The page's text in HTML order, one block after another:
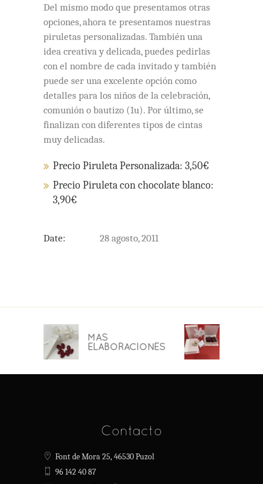
Del mismo modo que presentamos otras
opciones, ahora te presentamos nuestras
piruletas personalizadas. También una
idea creativa y delicada, puedes pedirlas
con el nombre de cada invitado y también
puede ser una excelente opción como
detalles para los niños de la celebración,
comunión o bautizo (1u). Por último, se
finalizan con diferentes tipos de cintas
muy delicadas.
Precio Piruleta Personalizada: 3,50€
Precio Piruleta con chocolate blanco:
3,90€
Date: 28 agosto, 2011
MÁS
ELABORACIONES
Contacto
Font de Mora 25, 46530 Puzol
96 142 40 87